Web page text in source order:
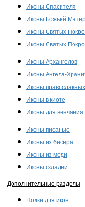
Иконы Спасителя
Иконы Божьей
Иконы Святых
Иконы Святых
Иконы Архангелов
Иконы Ангела-
Иконы
Иконы в киоте
Иконы для венчания
Иконы писаные
Иконы из бисера
Иконы из меди
Иконы складни
Дополнительные разделы
Полки для икон